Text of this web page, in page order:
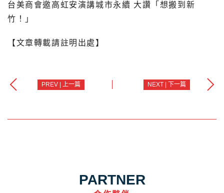
台美商會邀高虹安演講城市永續 大讚「想搬到新
竹！」
【文章轉載請註明出處】
PREV | 上一篇 NEXT | 下一篇
PARTNER